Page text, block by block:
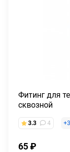
Фитинг для
сквозной
3.3 4 +3
65₽